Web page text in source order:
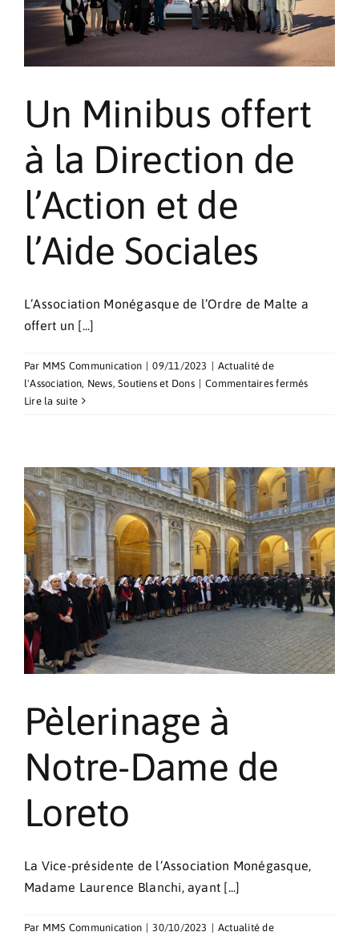
Un Minibus offert
à la Direction de
l’Action et de
l’Aide Sociales
L’Association Monégasque de l’Ordre de Malte a
offert un [...]
Par MMS Communication | 09/11/2023 | Actualité de
l'Association, News,Soutiens et Dons | Commentaires ferméssur
la
Direction
de
l’Action
et
de
l’Aide
Sociales
Lire la suite
Pèlerinage à
Notre-Dame de
Loreto
La Vice-présidente de l’Association Monégasque,
Madame Laurence Blanchi, ayant [...]
Par MMS Communication 30/10/2023
Actualité de